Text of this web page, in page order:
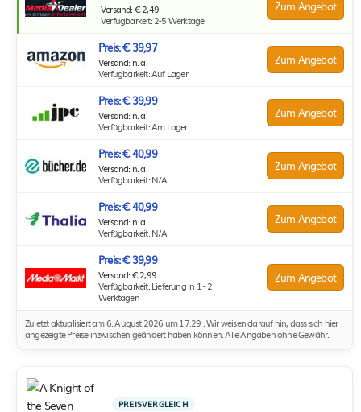
Versand: € 2,49
Verfügbarkeit: 2-5 Werktage
Zum Angebot
Preis: € 39,97
Versand: n. a.
Verfügbarkeit: Auf Lager
Zum Angebot
Preis: € 39,99
Versand: n. a.
Verfügbarkeit: Am Lager
Zum Angebot
Preis: € 40,99
Versand: n. a.
Verfügbarkeit: N/A
Zum Angebot
Preis: € 40,99
Versand: n. a.
Verfügbarkeit: N/A
Zum Angebot
Preis: € 39,99
Versand: € 2,99
Verfügbarkeit: Lieferung in 1 - 2
Werktagen
Zum Angebot
Zuletzt aktualisiert am 6. August 2026 um 17:29 . Wir weisen darauf hin, dass sich hier
angezeigte Preise inzwischen geändert haben können. Alle Angaben ohne Gewähr.
PREISVERGLEICH